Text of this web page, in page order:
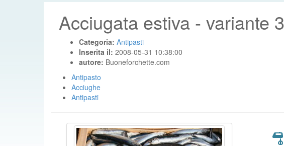
Acciugata estiva - variante 3
Categoria: Antipasti
Inserita il: 2008-05-31 10:38:00
autore: Buoneforchette.com
Antipasto
Acciughe
Antipasti